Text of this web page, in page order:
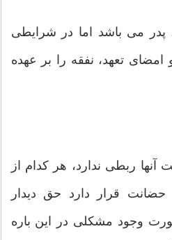
پدر می باشد اما در شرایطی
تعهد، نفقه را بر عهده
آنها ربطی ندارد، هر کدام از
قرار دارد حق دیدار
وجود مشکلی در این باره